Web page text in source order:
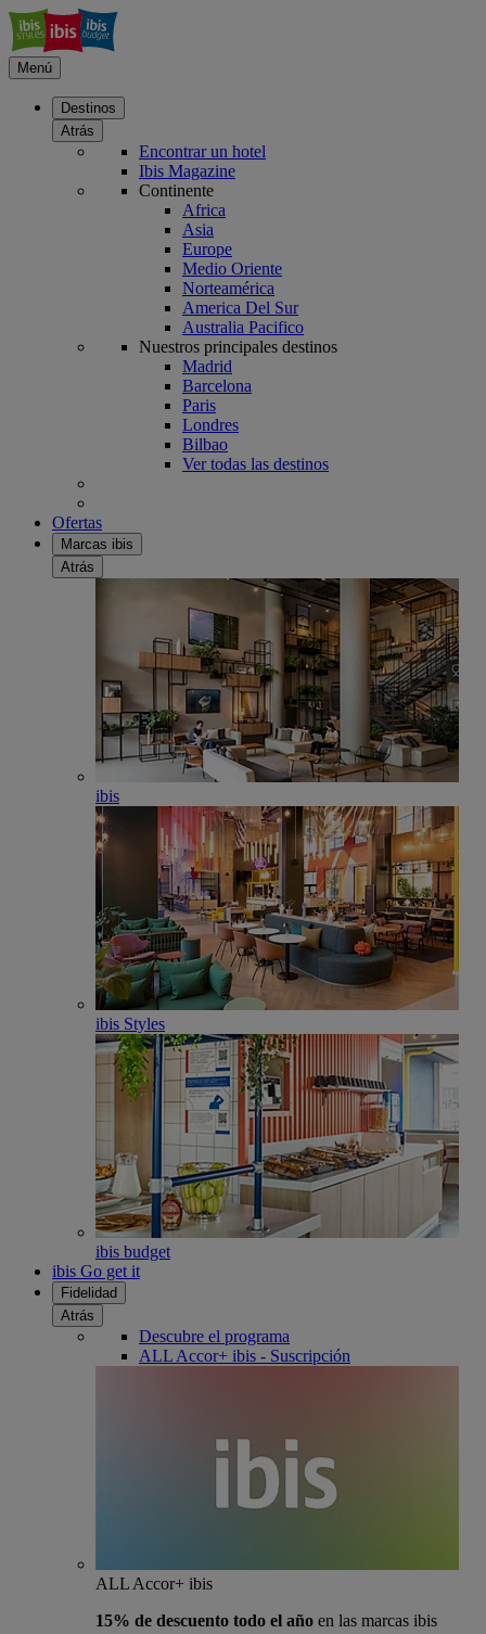
Menú
Destinos
Atrás
Encontrar un hotel
Ibis Magazine
Continente
Africa
Asia
Europe
Medio Oriente
Norteamérica
America Del Sur
Australia Pacifico
Nuestros principales destinos
Madrid
Barcelona
Paris
Londres
Bilbao
Ver todas las destinos
Ofertas
Marcas ibis
Atrás
ibis
ibis Styles
ibis budget
ibis Go get it
Fidelidad
Atrás
Descubre el programa
ALL Accor+ ibis - Suscripción
ALL Accor+ ibis
15% de descuento todo el año en las marcas ibis